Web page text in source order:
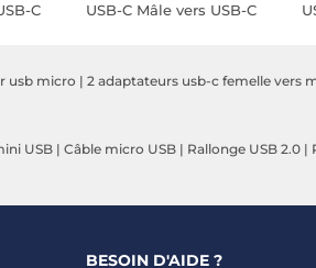
C
USB-C Mâle vers USB-C
usb micro | 2 adaptateurs usb-c femelle vers
USB | Câble micro USB | Rallonge USB 2.0 |
BESOIN D'AIDE ?